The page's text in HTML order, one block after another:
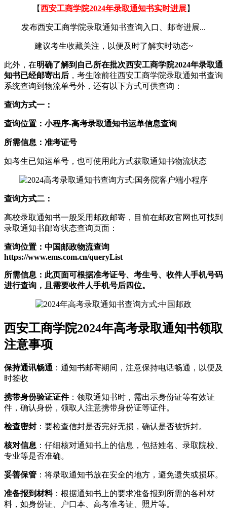
【西安工商学院2024年录取通知书实时进展】
发布西安工商学院录取通知书查询入口、邮寄进展...
建议考生收藏关注，以便及时了解实时动态~
此外，在明确了解到自己所在批次西安工商学院2024年录取通
知书已经邮寄出后 ，考生除前往西安工商学院录取通知书查询
系统查询到物流单号外，还有以下方式可供查询：
查询方式一：
查询位置：小程序-高考录取通知书运单信息查询
所需信息：准考证号
如考生已知运单号，也可使用此方式获取通知书物流状态
查询方式二：
高校录取通知书一般采用邮政邮寄，目前在邮政官网也可找到
录取通知书邮寄状态查询页面：
查询位置：中国邮政物流查询
https://www.ems.com.cn/queryList
所需信息：此页面可根据准考证号、考生号、收件人手机号码
进行查询，且需要收件人手机号后四位。
西安工商学院2024年高考录取通知书领取
注意事项
保持通讯畅通 ：通知书邮寄期间，注意保持电话畅通，以便及
时签收
携带身份验证证件：领取通知书时，需出示身份证等有效证
件，确认身份，领取人注意携带身份证等证件。
检查密封 ：要检查信封是否完好无损，确认是否被拆封。
核对信息 ：仔细核对通知书上的信息，包括姓名、录取院校、
专业等是否准确。
妥善保管 ：将录取通知书放在安全的地方，避免遗失或损坏。
准备报到材料：根据通知书上的要求准备报到所需的各种材
料，如身份证、户口本、高考准考证、照片等。